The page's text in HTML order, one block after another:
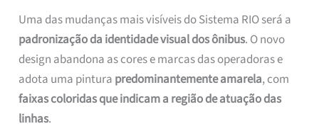
Uma das mudanças mais visíveis do Sistema RIO será a
padronização da identidade visual dos ônibus. O novo
design abandona as cores e marcas das operadoras e
adota uma pintura predominantemente amarela, com
faixas coloridas que indicam a região de atuação das
linhas.